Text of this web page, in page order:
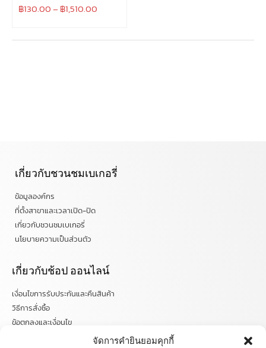
จัดการคำยินยอมคุกกี้
฿130.00– ฿1,510.00
เกี่ยวกับชวนชมเบเกอรี่
ข้อมูลองค์กร
ที่ตั้งสาขาและเวลาเปิด-ปิด
เกี่ยวกับชวนชมเบเกอรี่
นโยบายความเป็นส่วนตัว
เกี่ยวกับช้อป ออนไลน์
เงื่อนไขการรับประกันและคืนสินค้า
วิธีการสั่งซื้อ
ข้อตกลงและเงื่อนไข